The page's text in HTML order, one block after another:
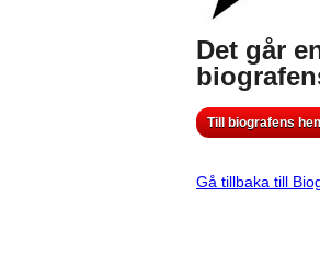
Det går
Till biografens
Gå tillbaka till